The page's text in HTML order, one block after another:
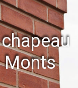
Monts